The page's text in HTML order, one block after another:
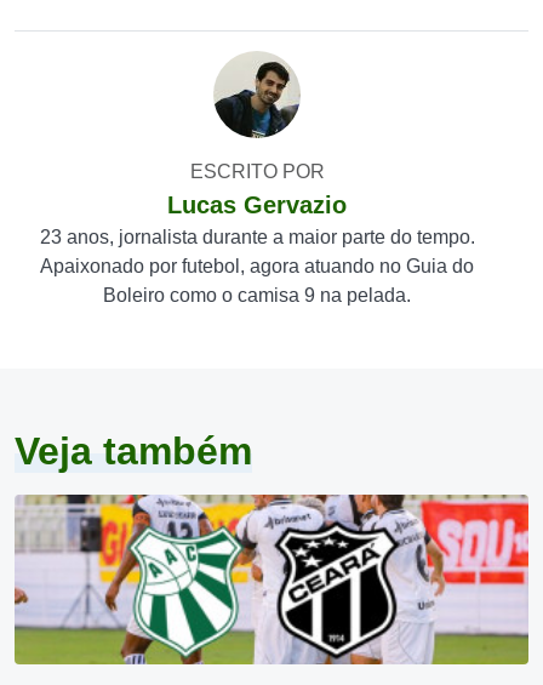
ESCRITO POR
Lucas Gervazio
23 anos, jornalista durante a maior parte do tempo.
Apaixonado por futebol, agora atuando no Guia do
Boleiro como o camisa 9 na pelada.
Veja também